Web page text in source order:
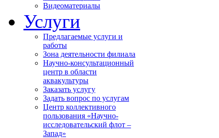
Видеоматериалы
Услуги
Предлагаемые услуги и
работы
Зона деятельности филиала
Научно-консультационный
центр в области
аквакультуры
Заказать услугу
Задать вопрос по услугам
Центр коллективного
пользования «Научно-
исследовательский флот –
Запад»